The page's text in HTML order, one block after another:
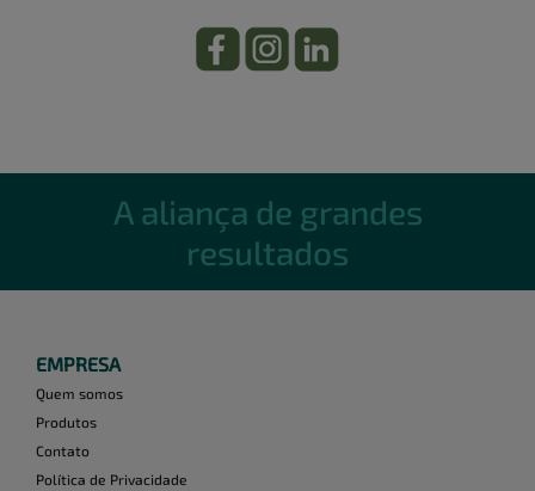
A aliança de grandes
resultados
EMPRESA
Quem somos
Produtos
Contato
Política de Privacidade